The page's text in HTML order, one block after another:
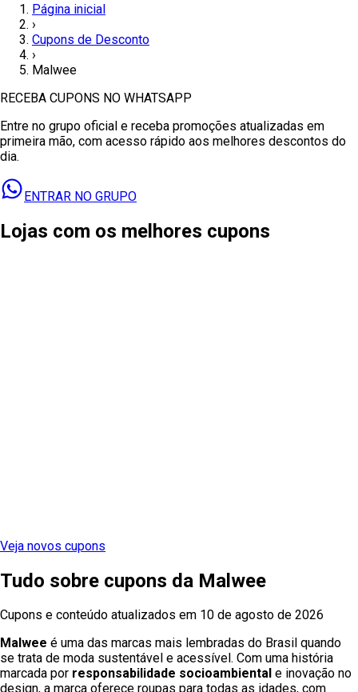
Página inicial
›
Cupons de Desconto
›
Malwee
RECEBA CUPONS NO WHATSAPP
Entre no grupo oficial e receba promoções atualizadas em
primeira mão, com acesso rápido aos melhores descontos do
dia.
ENTRAR NO GRUPO
Lojas com os melhores cupons
Veja novos cupons
Tudo sobre cupons da Malwee
Cupons e conteúdo atualizados em 10 de agosto de 2026
Malwee é uma das marcas mais lembradas do Brasil quando
se trata de moda sustentável e acessível. Com uma história
marcada por responsabilidade socioambiental e inovação no
design, a marca oferece roupas para todas as idades, com